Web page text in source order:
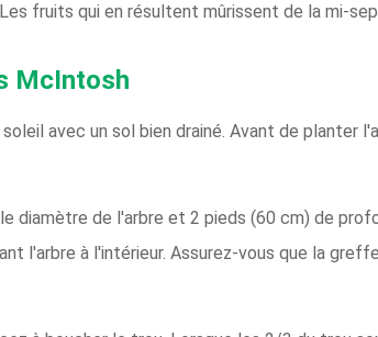
fruits qui en résultent mûrissent de la mi-
McIntosh
avec un sol bien drainé. Avant de planter
diamètre de l'arbre et 2 pieds (60 cm) de
l'arbre à l'intérieur. Assurez-vous que la